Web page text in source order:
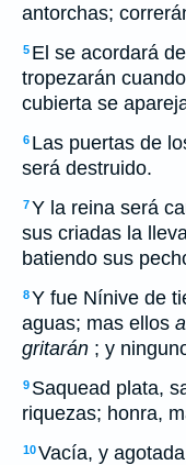
antorchas;
5 El se acordará
tropezarán
cubierta se
6 Las puertas de
será destruido.
7Y la reina será
sus criadas la
batiendo sus
8Y fue Nínive de
aguas; mas ellos
gritarán ; y
9 Saquead plata,
riquezas; honra,
10Vacía, y